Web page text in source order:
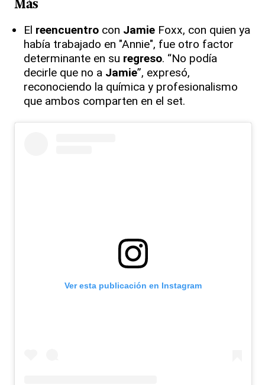
Más
El reencuentro con Jamie Foxx, con quien ya
había trabajado en "Annie", fue otro factor
determinante en su regreso. “No podía
decirle que no a Jamie”, expresó,
reconociendo la química y profesionalismo
que ambos comparten en el set.
Ver esta publicación en Instagram